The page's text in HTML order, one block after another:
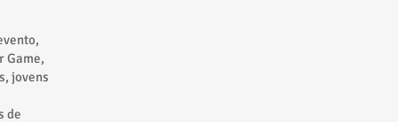
Game,
jovens
de